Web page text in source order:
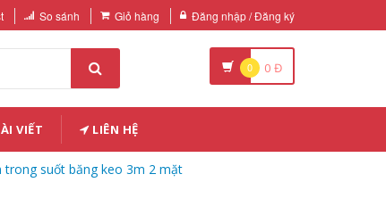
So sánh Giỏ hàng Đăng nhập / Đăng ký
0 0 Đ
VIẾT LIÊN HỆ
trong suốt băng keo 3m 2 mặt